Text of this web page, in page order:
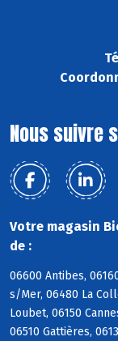
Nous suivre
Votre magasin
de :
06600 Antibes,
s/Mer, 06480 La
Loubet, 06150
06510 Gattières,